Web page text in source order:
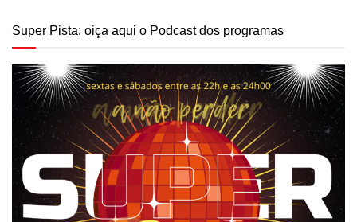
Super Pista: oiça aqui o Podcast dos programas